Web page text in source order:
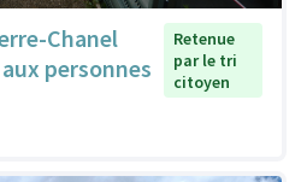
Chanel
personnes
Retenue
par le tri
citoyen